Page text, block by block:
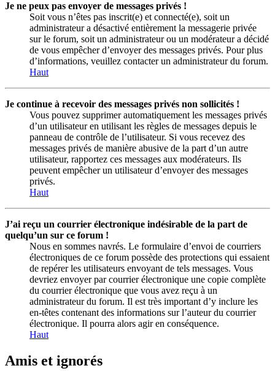
Je ne peux pas envoyer de messages privés !
Soit vous n’êtes pas inscrit(e) et connecté(e), soit un
administrateur a désactivé entièrement la messagerie privée
sur le forum, soit un administrateur ou un modérateur a décidé
de vous empêcher d’envoyer des messages privés. Pour plus
d’informations, veuillez contacter un administrateur du forum.
Haut
Je continue à recevoir des messages privés non sollicités !
Vous pouvez supprimer automatiquement les messages privés
d’un utilisateur en utilisant les règles de messages depuis le
panneau de contrôle de l’utilisateur. Si vous recevez des
messages privés de manière abusive de la part d’un autre
utilisateur, rapportez ces messages aux modérateurs. Ils
peuvent empêcher un utilisateur d’envoyer des messages
privés.
Haut
J’ai reçu un courrier électronique indésirable de la part de
quelqu’un sur ce forum !
Nous en sommes navrés. Le formulaire d’envoi de courriers
électroniques de ce forum possède des protections qui essaient
de repérer les utilisateurs envoyant de tels messages. Vous
devriez envoyer par courrier électronique une copie complète
du courrier électronique que vous avez reçu à un
administrateur du forum. Il est très important d’y inclure les
en-têtes contenant des informations sur l’auteur du courrier
électronique. Il pourra alors agir en conséquence.
Haut
Amis et ignorés